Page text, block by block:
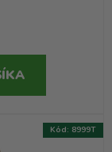
Kód: 8999T